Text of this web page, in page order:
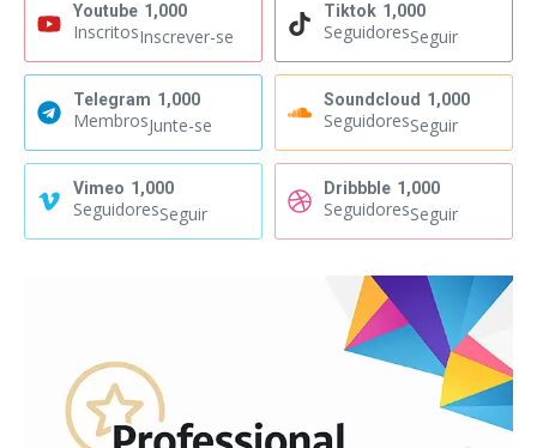
Youtube 1,000
InscritosInscrever-se
Tiktok 1,000
SeguidoresSeguir
Telegram 1,000
MembrosJunte-se
Soundcloud 1,000
SeguidoresSeguir
Vimeo 1,000
SeguidoresSeguir
Dribbble 1,000
SeguidoresSeguir